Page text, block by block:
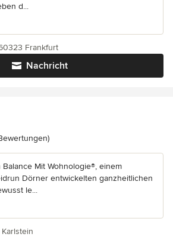
d...
Nachricht
Frankfurt
5 von 5 Sternen
Mit Wohnologie®, einem
Dörner entwickelten ganzheitlichen
le...